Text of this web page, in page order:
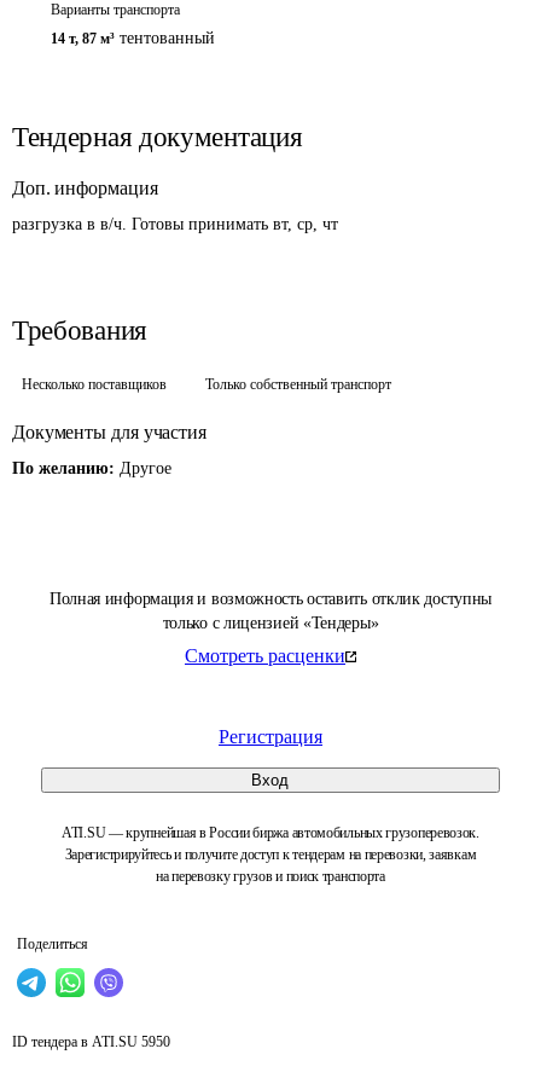
Полная информация и возможность оставить отклик доступны
только с лицензией «Тендеры»
Смотреть расценки
Регистрация
Вход
ATI.SU — крупнейшая в России биржа автомобильных грузоперевозок.
Зарегистрируйтесь и получите доступ к тендерам на перевозки, заявкам
на перевозку грузов и поиск транспорта
Поделиться
Варианты транспорта
14 т, 87 м³ тентованный
Тендерная документация
Доп. информация
разгрузка в в/ч. Готовы принимать вт, ср, чт
Требования
Несколько поставщиков Только собственный транспорт
Документы для участия
По желанию: Другое
ID тендера в ATI.SU 5950